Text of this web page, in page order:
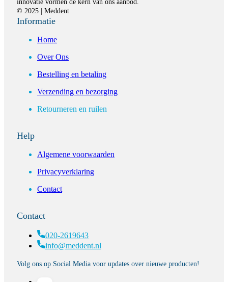
innovatie vormen de kern van ons aanbod.
© 2025 | Meddent
Informatie
Home
Over Ons
Bestelling en betaling
Verzending en bezorging
Retourneren en ruilen
Help
Algemene voorwaarden
Privacyverklaring
Contact
Contact
020-2619643
info@meddent.nl
Volg ons op Social Media voor updates over nieuwe producten!